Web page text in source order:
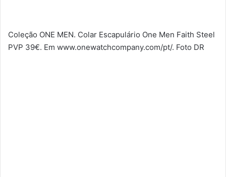
Coleção ONE MEN. Colar Escapulário One Men Faith Steel
PVP 39€. Em www.onewatchcompany.com/pt/. Foto DR